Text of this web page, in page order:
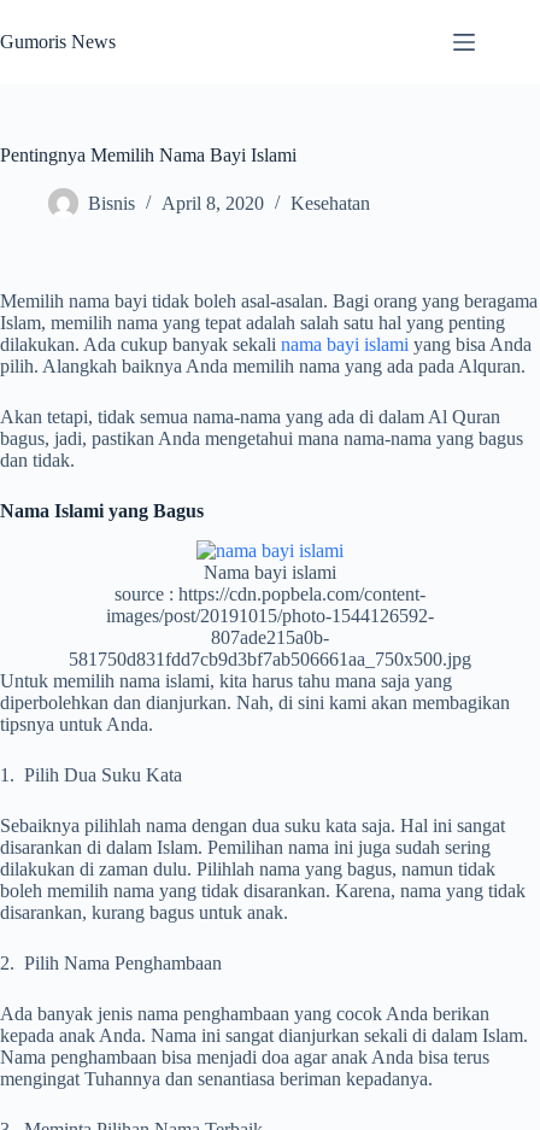
to
content
Gumoris News
Pentingnya Memilih Nama Bayi Islami
Bisnis April 8, 2020 Kesehatan
Memilih nama bayi tidak boleh asal-asalan. Bagi orang yang beragama
Islam, memilih nama yang tepat adalah salah satu hal yang penting
dilakukan. Ada cukup banyak sekali nama bayi islami yang bisa Anda
pilih. Alangkah baiknya Anda memilih nama yang ada pada Alquran.
Akan tetapi, tidak semua nama-nama yang ada di dalam Al Quran
bagus, jadi, pastikan Anda mengetahui mana nama-nama yang bagus
dan tidak.
Nama Islami yang Bagus
Nama bayi islami
source : https://cdn.popbela.com/content-
images/post/20191015/photo-1544126592-
807ade215a0b-
581750d831fdd7cb9d3bf7ab506661aa_750x500.jpg
Untuk memilih nama islami, kita harus tahu mana saja yang
diperbolehkan dan dianjurkan. Nah, di sini kami akan membagikan
tipsnya untuk Anda.
1. Pilih Dua Suku Kata
Sebaiknya pilihlah nama dengan dua suku kata saja. Hal ini sangat
disarankan di dalam Islam. Pemilihan nama ini juga sudah sering
dilakukan di zaman dulu. Pilihlah nama yang bagus, namun tidak
boleh memilih nama yang tidak disarankan. Karena, nama yang tidak
disarankan, kurang bagus untuk anak.
2. Pilih Nama Penghambaan
Ada banyak jenis nama penghambaan yang cocok Anda berikan
kepada anak Anda. Nama ini sangat dianjurkan sekali di dalam Islam.
Nama penghambaan bisa menjadi doa agar anak Anda bisa terus
mengingat Tuhannya dan senantiasa beriman kepadanya.